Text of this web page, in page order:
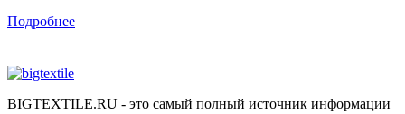
Подробнее
BIGTEXTILE.RU - это самый полный источник информации